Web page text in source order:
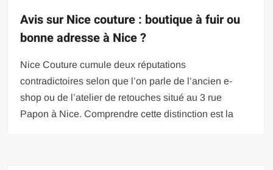
Avis sur Nice couture : boutique à fuir ou
bonne adresse à Nice ?
Nice Couture cumule deux réputations
contradictoires selon que l’on parle de l’ancien e-
shop ou de l’atelier de retouches situé au 3 rue
Papon à Nice. Comprendre cette distinction est la